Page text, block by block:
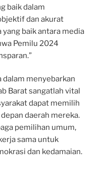
baik dalam
dan akurat
yang baik antara media
Pemilu 2024
dalam menyebarkan
Barat sangatlah vital
dapat memilih
daerah mereka.
pemilihan umum,
sama untuk
dan kedamaian.